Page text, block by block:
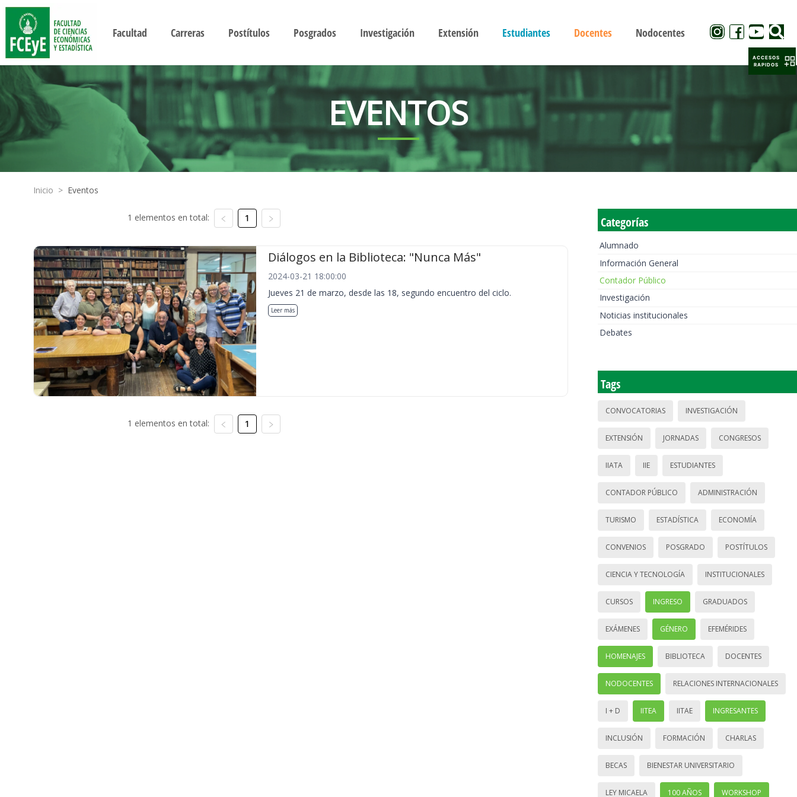
Facultad Carreras Postítulos Posgrados Investigación Extensión Estudiantes Docentes Nodocentes
EVENTOS
Inicio > Eventos
1 elementos en total: 1
Diálogos en la Biblioteca: "Nunca Más"
2024-03-21 18:00:00
Jueves 21 de marzo, desde las 18, segundo encuentro del ciclo.
Leer más
1 elementos en total: 1
Categorías
Alumnado
Información General
Contador Público
Investigación
Noticias institucionales
Debates
Tags
CONVOCATORIAS INVESTIGACIÓN
EXTENSIÓN JORNADAS CONGRESOS
IIATA IIE ESTUDIANTES
CONTADOR PÚBLICO ADMINISTRACIÓN
TURISMO ESTADÍSTICA ECONOMÍA
CONVENIOS POSGRADO POSTÍTULOS
CIENCIA Y TECNOLOGÍA INSTITUCIONALES
CURSOS INGRESO GRADUADOS
EXÁMENES GÉNERO EFEMÉRIDES
HOMENAJES BIBLIOTECA DOCENTES
NODOCENTES RELACIONES INTERNACIONALES
I + D IITEA IITAE INGRESANTES
INCLUSIÓN FORMACIÓN CHARLAS
BECAS BIENESTAR UNIVERSITARIO
LEY MICAELA 100 AÑOS WORKSHOP
ACCESOS
RAPIDOS